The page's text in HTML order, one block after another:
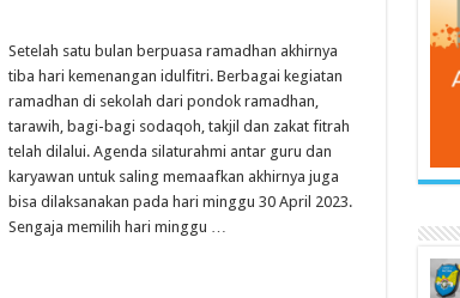
Setelah satu bulan berpuasa ramadhan akhirnya
tiba hari kemenangan idulfitri. Berbagai kegiatan
ramadhan di sekolah dari pondok ramadhan,
tarawih, bagi-bagi sodaqoh, takjil dan zakat fitrah
telah dilalui. Agenda silaturahmi antar guru dan
karyawan untuk saling memaafkan akhirnya juga
bisa dilaksanakan pada hari minggu 30 April 2023.
Sengaja memilih hari minggu …